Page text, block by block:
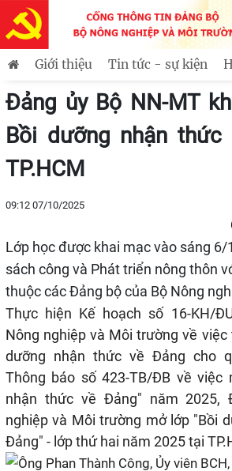
Giới thiệu Tin tức - sự kiện
Tin mới
Bác Hồ ra đi tìm đường cứu nước
Thông tin lãnh đạo, chỉ đạo của
Đảng ủy Bộ NN-MT
Bồi dưỡng nhận
TP.HCM
09:12 07/10/2025
Lớp học được khai mạc vào sáng
sách công và Phát triển nông thôn
thuộc các Đảng bộ của Bộ Nông
Thực hiện Kế hoạch số 16-KH/
Nông nghiệp và Môi trường về
dưỡng nhận thức về Đảng cho
Thông báo số 423-TB/ĐB về việc
nhận thức về Đảng" năm 2025,
nghiệp và Môi trường mở lớp "Bồi
Đảng" - lớp thứ hai năm 2025 tại